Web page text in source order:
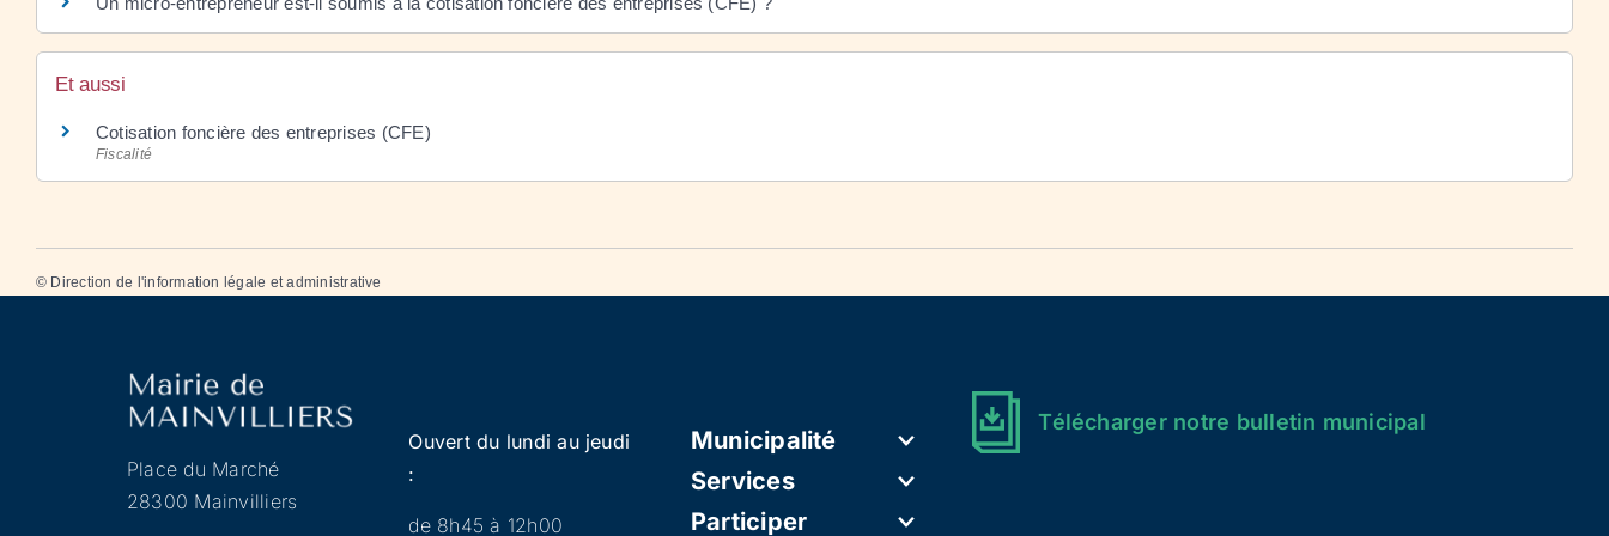
Et aussi
Cotisation foncière des entreprises (CFE)
Fiscalité
© Direction de l'information légale et administrative
Place du Marché
28300 Mainvilliers
Ouvert du lundi au jeudi
:
de 8h45 à 12h00
Municipalité
Services
Participer
Télécharger notre bulletin municipal